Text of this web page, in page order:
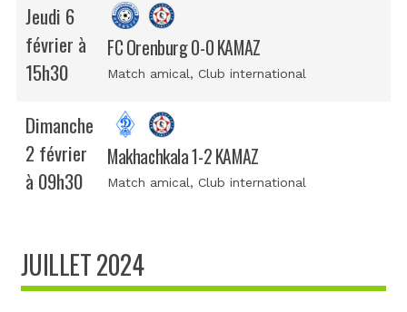
Jeudi 6
février à
15h30
FC Orenburg 0-0 KAMAZ
Match amical, Club international
Dimanche
2 février
à 09h30
Makhachkala 1-2 KAMAZ
Match amical, Club international
JUILLET 2024